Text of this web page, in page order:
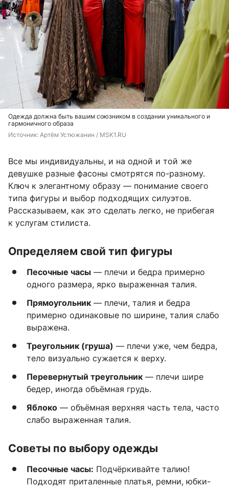
Одежда должна быть вашим союзником в создании уникального и
гармоничного образа
Источник: Артём Устюжанин / MSK1.RU
Все мы индивидуальны, и на одной и той же
девушке разные фасоны смотрятся по-разному.
Ключ к элегантному образу — понимание своего
типа фигуры и выбор подходящих силуэтов.
Рассказываем, как это сделать легко, не прибегая
к услугам стилиста.
Определяем свой тип фигуры
Песочные часы — плечи и бедра примерно
одного размера, ярко выраженная талия.
Прямоугольник — плечи, талия и бедра
примерно одинаковые по ширине, талия слабо
выражена.
Треугольник (груша) — плечи уже, чем бедра,
тело визуально сужается к верху.
Перевернутый треугольник — плечи шире
бедер, иногда объёмная грудь.
Яблоко — объёмная верхняя часть тела, часто
слабо выраженная талия.
Советы по выбору одежды
Песочные часы: Подчёркивайте талию!
Подходят приталенные платья, ремни, юбки-